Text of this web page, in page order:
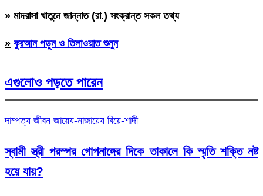
» মাদরাসা খাতুনে জান্নাত (রা.) সংক্রান্ত সকল তথ্য
» কুরআন পড়ুন ও তিলাওয়াত শুনুন
এগুলোও পড়তে পারেন
দাম্পত্য জীবন জায়েয-নাজায়েয বিয়ে-শাদী
স্বামী স্ত্রী পরস্পর গোপনাঙ্গের দিকে তাকালে কি স্মৃতি শক্তি নষ্ট
হয়ে যায়?